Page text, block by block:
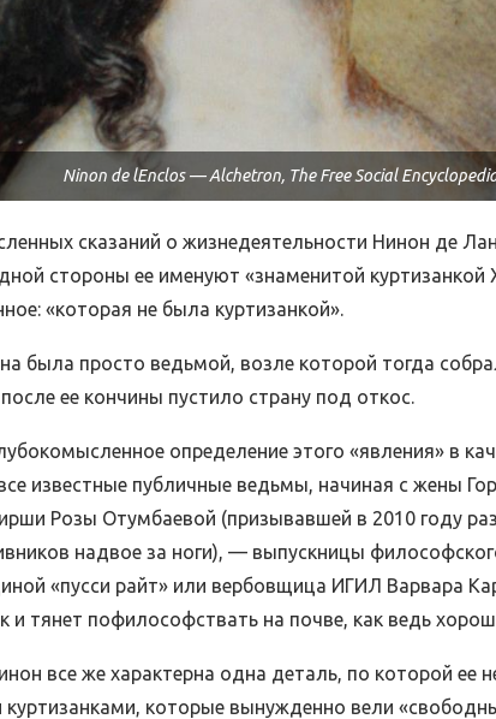
Ninon de lEnclos — Alchetron, The Free Social
сказаний о жизнедеятельности Нинон де
стороны ее именуют «знаменитой куртизанкой
«которая не была куртизанкой».
была просто ведьмой, возле которой тогда
ее кончины пустило страну под откос.
определение этого «явления» в
известные публичные ведьмы, начиная с жены
Розы Отумбаевой (призывавшей в 2010 году
надвое за ноги), — выпускницы
«пусси райт» или вербовщица ИГИЛ Варвара
и тянет пофилософствать на почве, как ведь
все же характерна одна деталь, по которой ее
которые вынужденно вели